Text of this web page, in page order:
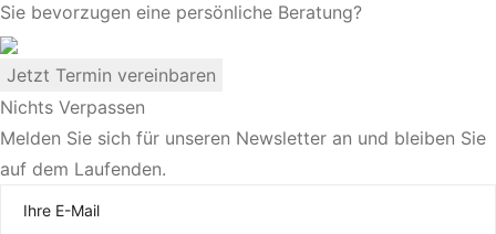
Sie bevorzugen eine persönliche Beratung?
Jetzt Termin vereinbaren
Nichts Verpassen
Melden Sie sich für unseren Newsletter an und bleiben Sie
auf dem Laufenden.